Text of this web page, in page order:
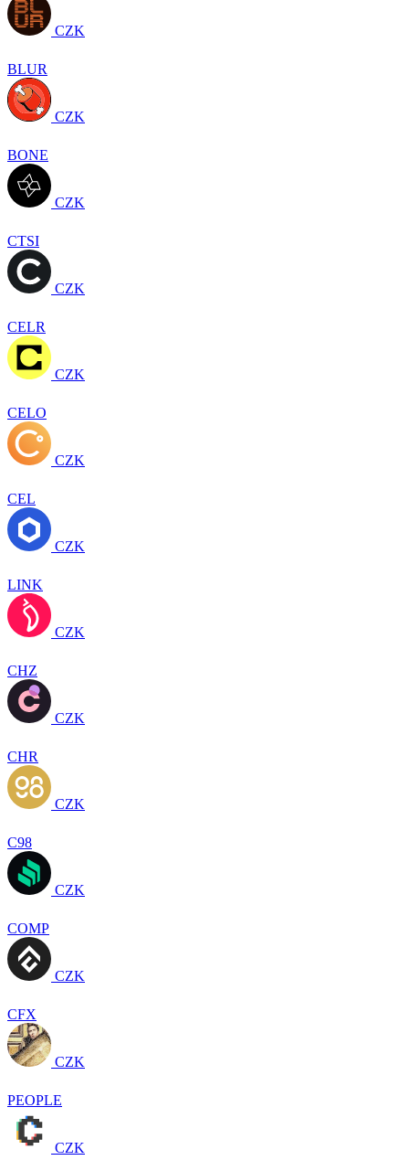
CZK
BLUR
CZK
BONE
CZK
CTSI
CZK
CELR
CZK
CELO
CZK
CEL
CZK
LINK
CZK
CHZ
CZK
CHR
CZK
C98
CZK
COMP
CZK
CFX
CZK
PEOPLE
CZK